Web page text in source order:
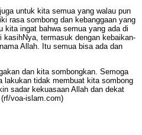
untuk kita semua yang walau pun
rasa sombong dan kebanggaan yang
kita ingat bahwa semua yang ada di
kasihNya, termasuk dengan kebaikan-
Allah. Itu semua bisa ada dan
dan kita sombongkan. Semoga
lakukan tidak membuat kita sombong
sadar kekuasaan Allah dan dekat
voa-islam.com)